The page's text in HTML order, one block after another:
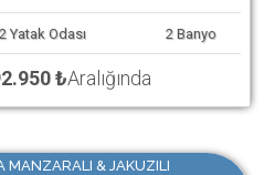
2 Yatak Odası 2 Banyo
₺Aralığında
MANZARALI & JAKUZILI